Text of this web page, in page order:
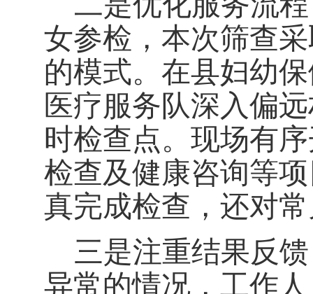
女参检，本次筛查
的模式。在县妇幼
医疗服务队深入偏
时检查点。现场有
检查及健康咨询等
真完成检查，还对
三是注重结果反
异常的情况，工作